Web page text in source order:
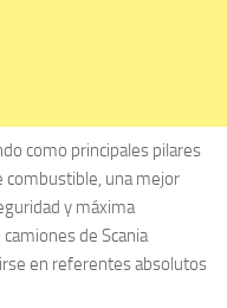
como principales pilares
combustible, una mejor
y máxima
de Scania
en referentes absolutos